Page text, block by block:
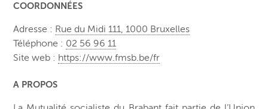
COORDONNÉES
Adresse : Rue du Midi 111, 1000 Bruxelles
Téléphone : 02 56 96 11
Site web : https://www.fmsb.be/fr
A PROPOS